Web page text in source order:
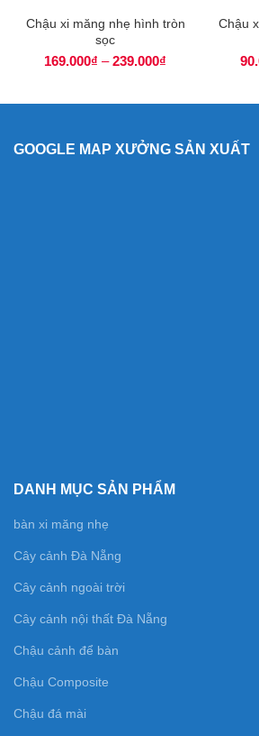
Chậu xi măng nhẹ hình tròn
sọc
169.000₫ –239.000₫
Chậu
GOOGLE MAP XƯỞNG SẢN XUẤT
DANH MỤC SẢN PHẨM
bàn xi măng nhẹ
Cây cảnh Đà Nẵng
Cây cảnh ngoài trời
Cây cảnh nội thất Đà Nẵng
Chậu cảnh để bàn
Chậu Composite
Chậu đá mài